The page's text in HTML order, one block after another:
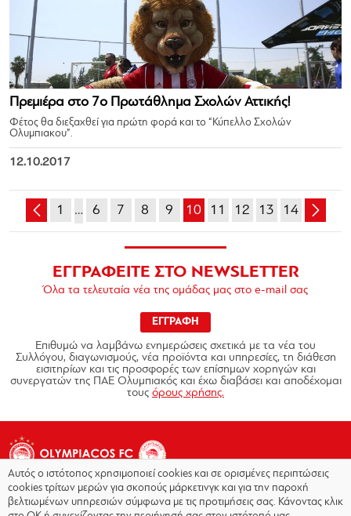
Πρεμιέρα στο 7ο Πρωτάθλημα Σχολών Αττικής!
Φέτος θα διεξαχθεί για πρώτη φορά και το “Κύπελλο Σχολών
Ολυμπιακου”.
12.10.2017
1 … 6 7 8 9 10 11 12 13 14
ΕΓΓΡΑΦΕΙΤΕ ΣΤΟ NEWSLETTER
Όλα τα τελευταία νέα της ομάδας μας στο e-mail σας
ΕΓΓΡΑΦΗ
Επιθυμώ να λαμβάνω ενημερώσεις σχετικά με τα νέα του
Συλλόγου, διαγωνισμούς, νέα προϊόντα και υπηρεσίες, τη διάθεση
εισιτηρίων και τις προσφορές των επίσημων χορηγών και
συνεργατών της ΠΑΕ Ολυμπιακός και έχω διαβάσει και αποδέχομαι
τους όρους χρήσης.
Αυτός ο ιστότοπος χρησιμοποιεί cookies και σε ορισμένες περιπτώσεις
cookies τρίτων μερών για σκοπούς μάρκετινγκ και για την παροχή
βελτιωμένων υπηρεσιών σύμφωνα με τις προτιμήσεις σας. Κάνοντας κλικ